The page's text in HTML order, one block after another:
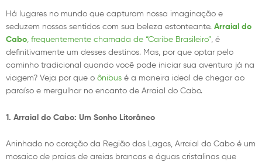
Há lugares no mundo que capturam nossa imaginação e
seduzem nossos sentidos com sua beleza estonteante. Arraial do
Cabo , frequentemente chamada de “Caribe Brasileiro” , é
definitivamente um desses destinos. Mas, por que optar pelo
caminho tradicional quando você pode iniciar sua aventura já na
viagem? Veja por que o ônibus é a maneira ideal de chegar ao
paraíso e mergulhar no encanto de Arraial do Cabo.
1. Arraial do Cabo: Um Sonho Litorâneo
Aninhado no coração da Região dos Lagos, Arraial do Cabo é um
mosaico de praias de areias brancas e águas cristalinas que